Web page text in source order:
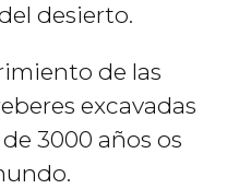
desierto.
de las
excavadas
3000 años os